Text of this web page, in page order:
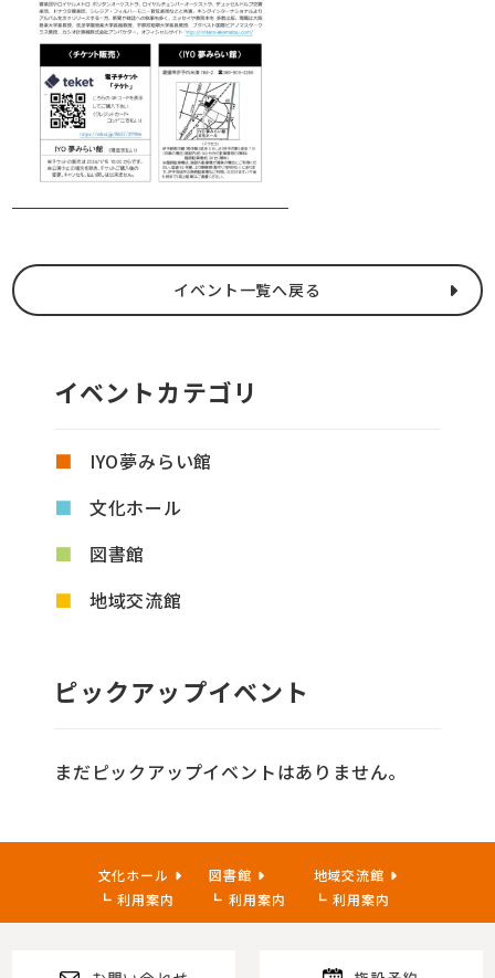
イベント一覧へ戻る
イベントカテゴリ
IYO夢みらい館
文化ホール
図書館
地域交流館
ピックアップイベント
まだピックアップイベントはありません。
文化ホール
利用案内
図書館
利用案内
地域交流館
利用案内